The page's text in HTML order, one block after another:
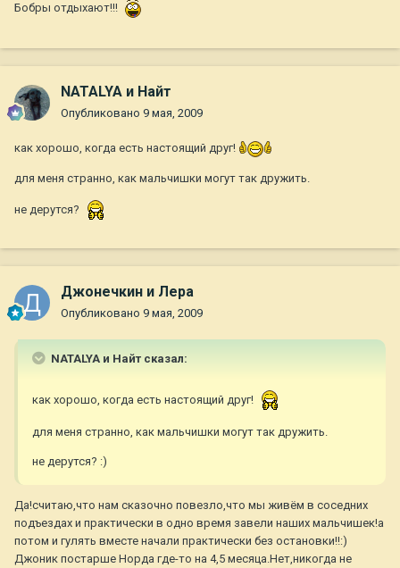
Бобры отдыхают!!!
NATALYA и Найт
Опубликовано 9 мая, 2009
как хорошо, когда есть настоящий друг!
для меня странно, как мальчишки могут так дружить.
не дерутся?
Джонечкин и Лера
Опубликовано 9 мая, 2009
NATALYA и Найт сказал:
как хорошо, когда есть настоящий друг!
для меня странно, как мальчишки могут так дружить.
не дерутся? :)
Да!считаю,что нам сказочно повезло,что мы живём в соседних
подъездах и практически в одно время завели наших мальчишек!а
потом и гулять вместе начали практически без остановки!!:)
Джоник постарше Норда где-то на 4,5 месяца.Нет,никогда не